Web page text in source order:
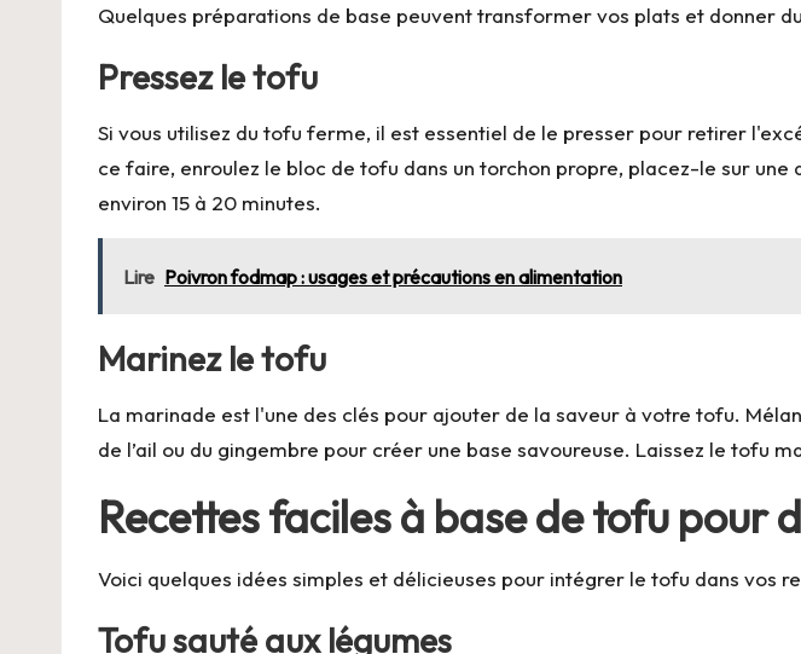
Quelques préparations de base peuvent transformer vos plats et donner
Pressez le tofu
Si vous utilisez du tofu ferme, il est essentiel de le presser pour retirer
ce faire, enroulez le bloc de tofu dans un torchon propre, placez-le sur
environ 15 à 20 minutes.
Lire Poivron fodmap : usages et précautions en alimentation
Marinez le tofu
La marinade est l'une des clés pour ajouter de la saveur à votre tofu.
de l’ail ou du gingembre pour créer une base savoureuse. Laissez le tofu
Recettes faciles à base de tofu pour
Voici quelques idées simples et délicieuses pour intégrer le tofu dans vos
Tofu sauté aux légumes